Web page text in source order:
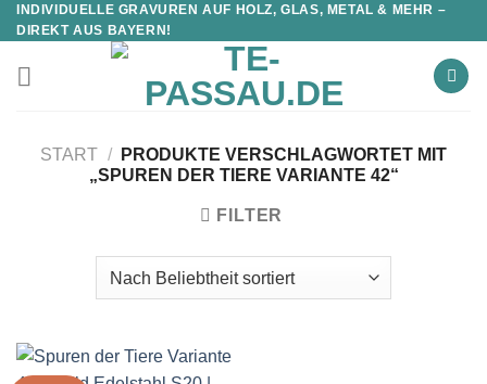
INDIVIDUELLE GRAVUREN AUF HOLZ, GLAS, METAL & MEHR –
DIREKT AUS BAYERN!
START /
PRODUKTE VERSCHLAGWORTET MIT
„SPUREN DER TIERE VARIANTE 42“
FILTER